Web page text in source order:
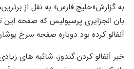
به گزارش«خلیج فارس» به نقل از
بان الجزایری پرسپولیس که صفحه این
آنفالو کرده بود دوباره صفحه سرخ
خبر آنفالو کردن گندوز، شائبه های